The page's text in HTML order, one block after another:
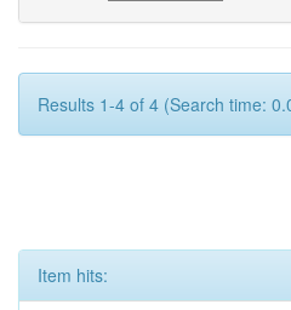
Results 1-4 of 4 (Search time:
Item hits: